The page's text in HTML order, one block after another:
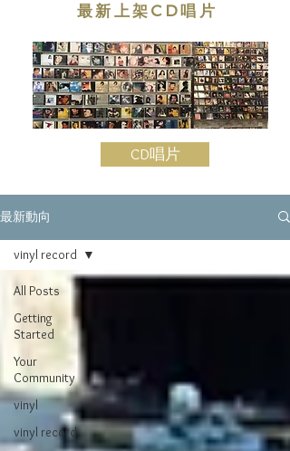
最新上架CD唱片
CD唱片
最新動向
All Posts
Getting
Started
Your
Community
vinyl
vinyl record
vinyl record